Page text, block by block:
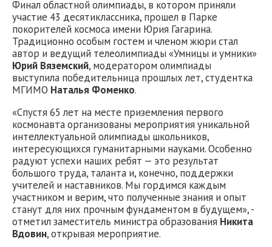
Финал областной олимпиады, в котором приняли
участие 43 десятиклассника, прошел в Парке
покорителей космоса имени Юрия Гагарина.
Традиционно особым гостем и членом жюри стал
автор и ведущий телеолимпиады «Умницы и умники»
Юрий Вяземский, модератором олимпиады
выступила победительница прошлых лет, студентка
МГИМО Наталья Фоменко.
«Спустя 65 лет на месте приземления первого
космонавта организованы мероприятия уникальной
интеллектуальной олимпиады школьников,
интересующихся гуманитарными науками. Особенно
радуют успехи наших ребят — это результат
большого труда, таланта и, конечно, поддержки
учителей и наставников. Мы гордимся каждым
участником и верим, что полученные знания и опыт
станут для них прочным фундаментом в будущем», -
отметил заместитель министра образования Никита
Вдовин, открывая мероприятие.